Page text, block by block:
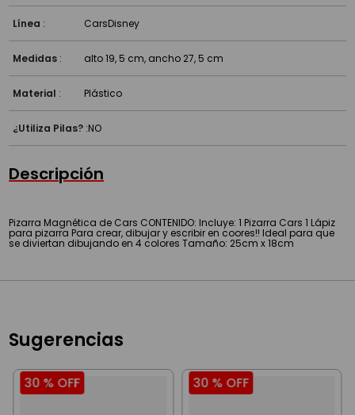
Línea : CarsDisney
Medidas : alto 19, 5 cm, ancho 27, 5 cm
Material : Plástico
¿Utiliza Pilas? :NO
Descripción
Pizarra Magnética de Cars CONTENIDO: Incluye: 1 Pizarra Cars 1 Lápiz
para pizarra Para crear, dibujar y escribir en coores!! Ideal para que
se diviertan dibujando en 4 colores Tamaño: 25cm x 18cm
Sugerencias
30 % OFF 30 % OFF